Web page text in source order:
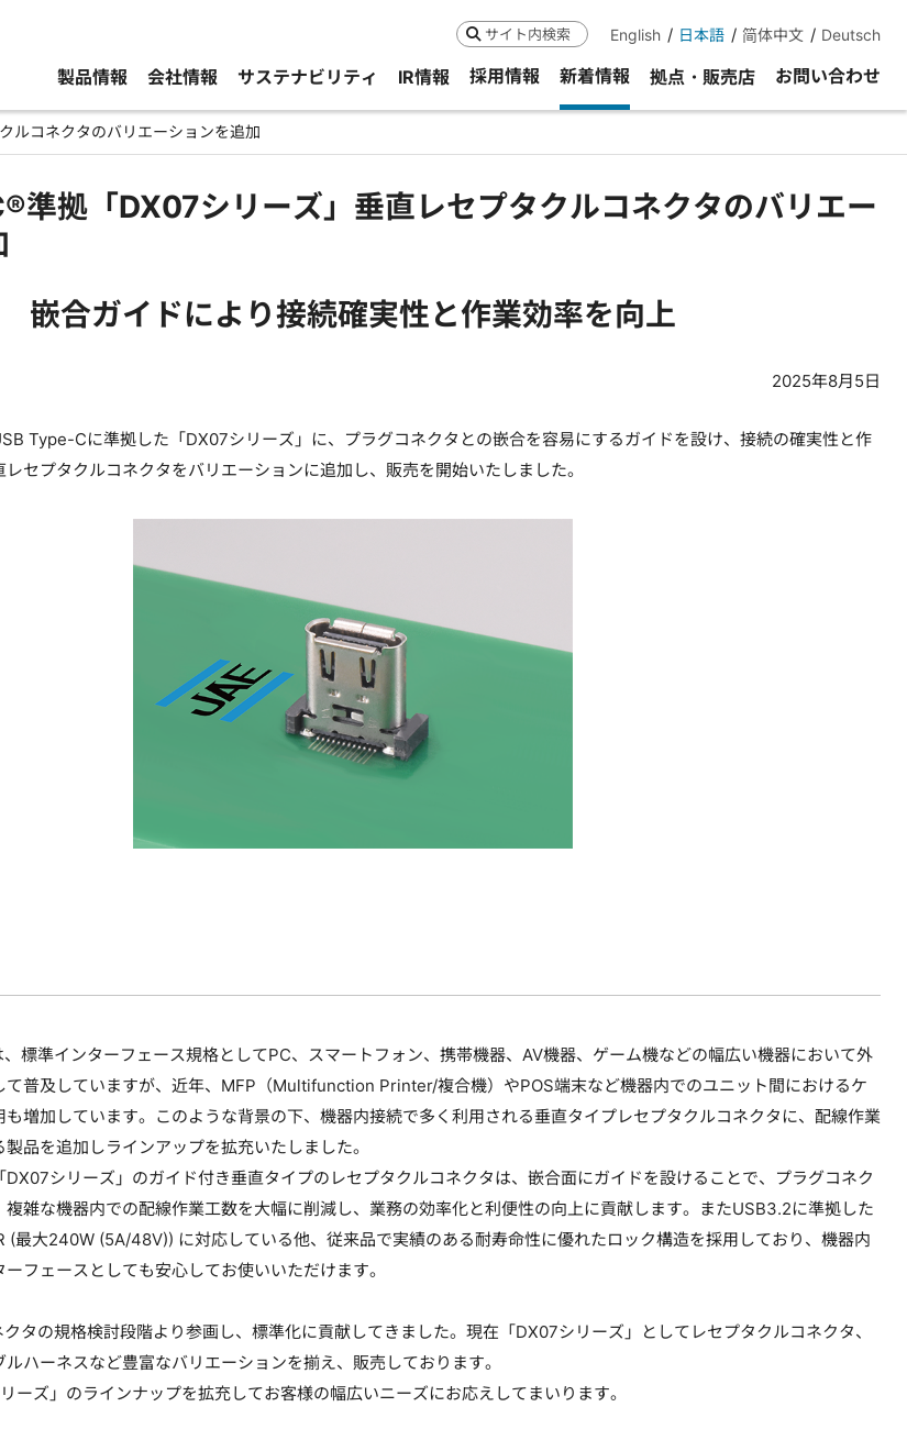
検索 English 日本語 简体中文 Deutsch
製品情報 会社情報 サステナビリティ IR情報 採用情報 新着情報 拠点・販売店 お問い合わせ
ルコネクタのバリエーションを追加
準拠「DX07シリーズ」垂直レセプタクルコネクタのバリエー
嵌合ガイドにより接続確実性と作業効率を向上
2025年8月5日
Type-Cに準拠した「DX07シリーズ」に、プラグコネクタとの嵌合を容易にするガイドを設け、接続の確実性と作
セプタクルコネクタをバリエーションに追加し、販売を開始いたしました。
標準インターフェース規格としてPC、スマートフォン、携帯機器、AV機器、ゲーム機などの幅広い機器において外
て普及していますが、近年、MFP（Multifunction Printer/複合機）やPOS端末など機器内でのユニット間におけるケ
増加しています。このような背景の下、機器内接続で多く利用される垂直タイプレセプタクルコネクタに、配線作業
品を追加しラインアップを拡充いたしました。
シリーズ」のガイド付き垂直タイプのレセプタクルコネクタは、嵌合面にガイドを設けることで、プラグコネク
複雑な機器内での配線作業工数を大幅に削減し、業務の効率化と利便性の向上に貢献します。またUSB3.2に準拠した
(最大240W (5A/48V)) に対応している他、従来品で実績のある耐寿命性に優れたロック構造を採用しており、機器内
フェースとしても安心してお使いいただけます。
タの規格検討段階より参画し、標準化に貢献してきました。現在「DX07シリーズ」としてレセプタクルコネクタ、
ハーネスなど豊富なバリエーションを揃え、販売しております。
ーズ」のラインナップを拡充してお客様の幅広いニーズにお応えしてまいります。